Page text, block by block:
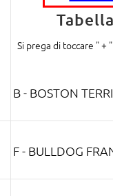
Si prega di toccare "
B - BOSTON
F - BULLDOG